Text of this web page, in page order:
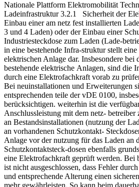
Nationale Plattform Elektromobilität
Ladeinfrastruktur 3.2.1 Sicherheit der
Einbau einer am netz fest installierten
3 und 4 Laden) oder der Einbau einer
Industriesteckdose zum Laden (Lade-
in eine bestehende Infra-struktur stellt
elektrischen Anlage dar. Insbesondere bei
bestehende elektrische Anlagen, sind die
durch eine Elektrofachkraft vorab zu
Bei neuinstallationen und Erweiterungen
entsprechenden teile der vDE 0100,
berücksichtigen. weiterhin ist die
Anschlussleistung mit dem netz-
an Bestandsinstallationen (nutzung der
an vorhandenen Schutzkontakt-
Anlage vor der nutzung für das Laden an
Schutzkontaktsteck-dosen ebenfalls
eine Elektrofachkraft geprüft werden. Bei
ist nicht ausgeschlossen, dass Fehler
und entsprechende Alterung einen